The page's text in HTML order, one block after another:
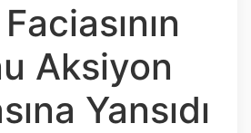
Aksiyon
Yansıdı